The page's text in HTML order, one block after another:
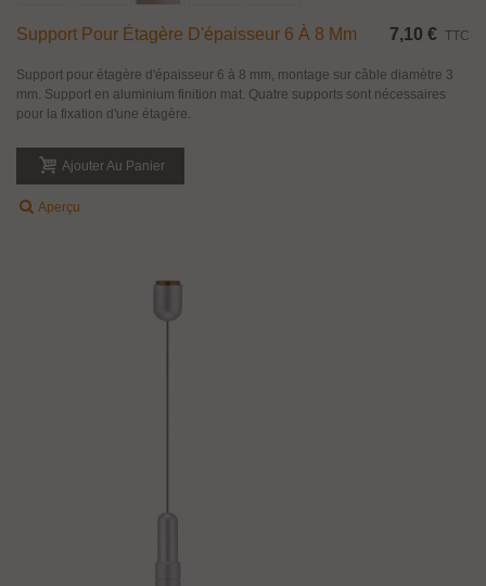
Support Pour Étagère D'épaisseur 6 À 8 Mm 7,10 € TTC
Support pour étagère d'épaisseur 6 à 8 mm, montage sur câble diamètre 3
mm. Support en aluminium finition mat. Quatre supports sont nécessaires
pour la fixation d'une étagère.
Ajouter Au Panier
Aperçu